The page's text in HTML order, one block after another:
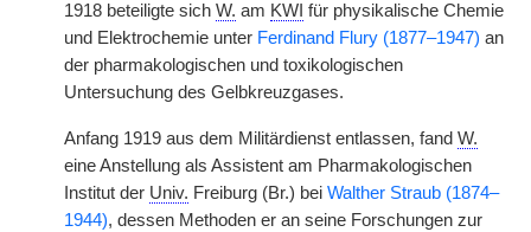
1918 beteiligte sich W. am KWI für physikalische Chemie
und Elektrochemie unter Ferdinand Flury (1877–1947) an
der pharmakologischen und toxikologischen
Untersuchung des Gelbkreuzgases.
Anfang 1919 aus dem Militärdienst entlassen, fand W.
eine Anstellung als Assistent am Pharmakologischen
Institut der Univ. Freiburg (Br.) bei Walther Straub (1874–
1944), dessen Methoden er an seine Forschungen zur